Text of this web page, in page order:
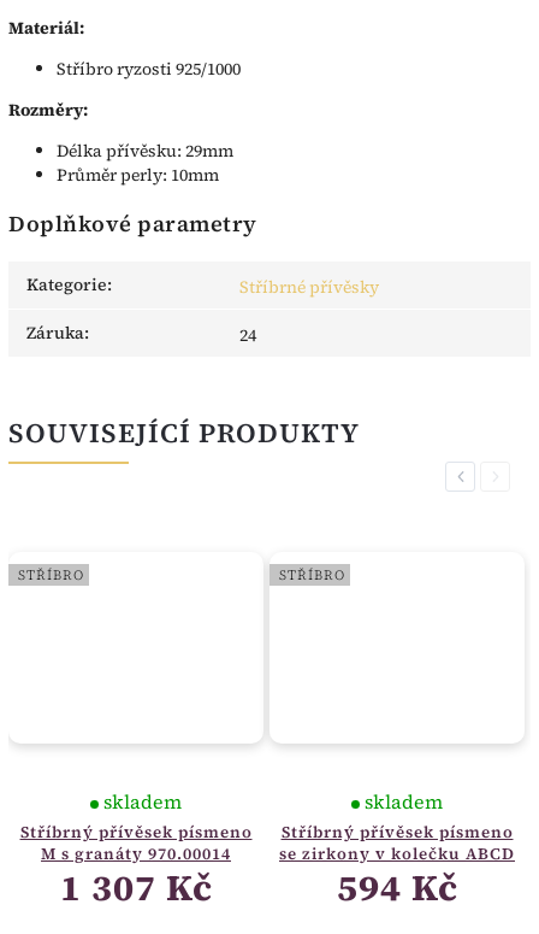
Materiál:
Stříbro ryzosti 925/1000
Rozměry:
Délka přívěsku: 29mm
Průměr perly: 10mm
Doplňkové parametry
Kategorie:
Stříbrné přívěsky
Záruka: 24
SOUVISEJÍCÍ PRODUKTY
Previous
STŘÍBRO
Stříbrný přívěsek písmeno
M s granáty 970.00014
skladem
1 307 Kč
STŘÍBRO
Stříbrný přívěsek písmeno
se zirkony v kolečku ABCD
skladem
594 Kč
Next